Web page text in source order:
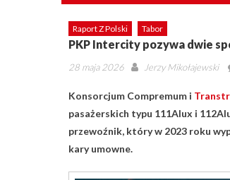
Raport Z Polski Tabor
PKP Intercity pozywa dwie
Posted
28 maja 2026 Author
Jerzy Mikołajewski
Konsorcjum Compremum i
pasażerskich typu 111Alux i
przewoźnik, który w 2023 roku
kary umowne.